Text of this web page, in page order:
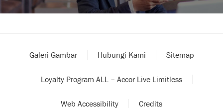
Galeri Gambar Hubungi Kami Sitemap
Loyalty Program ALL – Accor Live Limitless
Web Accessibility Credits